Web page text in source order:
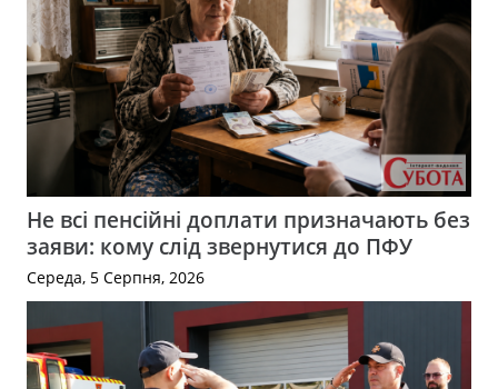
Не всі пенсійні доплати призначають без
заяви: кому слід звернутися до ПФУ
Середа, 5 Серпня, 2026